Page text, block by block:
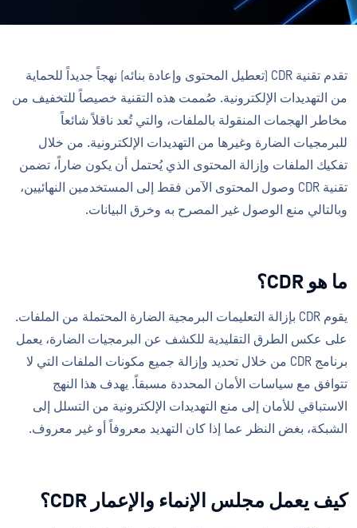
تقدم تقنية CDR (تعطيل المحتوى وإعادة بنائه) نهجاً جديداً للحماية
من التهديدات الإلكترونية. صُممت هذه التقنية خصيصاً للتخفيف من
مخاطر الهجمات المنقولة بالملفات، والتي تُعد ناقلاً شائعاً
للبرمجيات الضارة وغيرها من التهديدات الإلكترونية. من خلال
تفكيك الملفات وإزالة المحتوى الذي يُحتمل أن يكون ضاراً، تضمن
تقنية CDR وصول المحتوى الآمن فقط إلى المستخدمين النهائيين،
وبالتالي منع الوصول غير المصرح به وخرق البيانات.
ما هو CDR؟
يقوم CDR بإزالة التعليمات البرمجية الضارة المحتملة من الملفات.
على عكس الطرق التقليدية للكشف عن البرمجيات الضارة، يعمل
برنامج CDR من خلال تحديد وإزالة جميع مكونات الملفات التي لا
تتوافق مع سياسات الأمان المحددة مسبقاً. يهدف هذا النهج
الاستباقي للأمان إلى منع التهديدات الإلكترونية من التسلل إلى
الشبكة، بغض النظر عما إذا كان التهديد معروفاً أو غير معروف.
كيف يعمل مجلس الإنماء والإعمار CDR؟